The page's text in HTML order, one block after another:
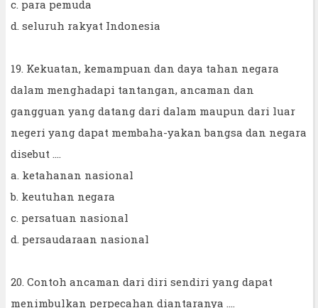
c. para pemuda
d. seluruh rakyat Indonesia
19. Kekuatan, kemampuan dan daya tahan negara
dalam menghadapi tantangan, ancaman dan
gangguan yang datang dari dalam maupun dari luar
negeri yang dapat membaha-yakan bangsa dan negara
disebut ….
a. ketahanan nasional
b. keutuhan negara
c. persatuan nasional
d. persaudaraan nasional
20. Contoh ancaman dari diri sendiri yang dapat
menimbulkan perpecahan diantaranya ....